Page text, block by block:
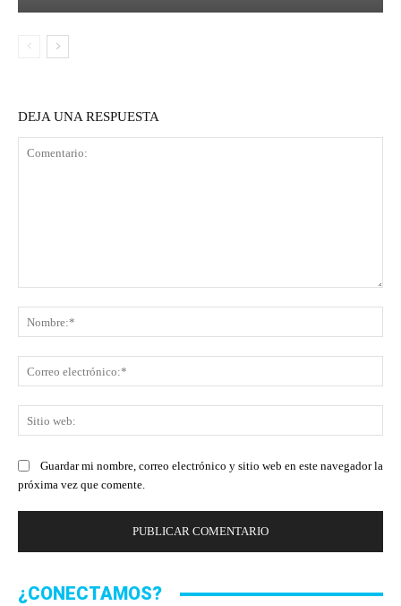
DEJA UNA RESPUESTA
Guardar mi nombre, correo electrónico y sitio web en este navegador la
próxima vez que comente.
¿CONECTAMOS?